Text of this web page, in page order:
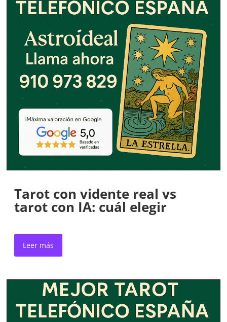
Tarot con vidente real vs
tarot con IA: cuál elegir
Leer más